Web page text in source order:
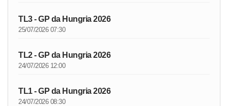
TL3 - GP da Hungria 2026
25/07/2026 07:30
TL2 - GP da Hungria 2026
24/07/2026 12:00
TL1 - GP da Hungria 2026
24/07/2026 08:30